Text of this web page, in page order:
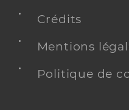
Crédits
Mentions
Politique de